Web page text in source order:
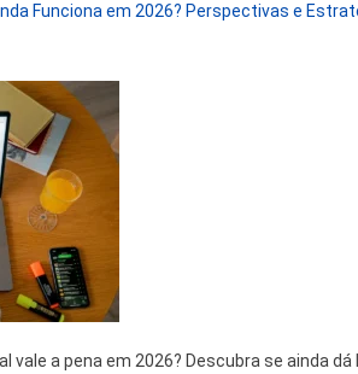
Funciona em 2026? Perspectivas e
vale a pena em 2026? Descubra se ainda